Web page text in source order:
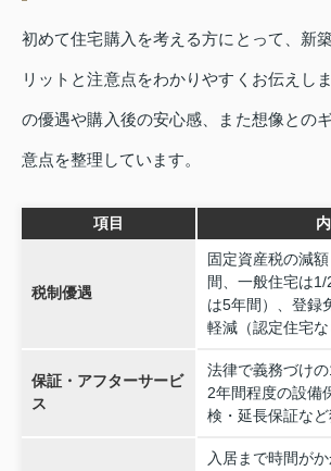
初めて住宅購入を考える方にとって、新
リットと注意点をわかりやすくお伝えし
の優遇や購入後の安心感、また想像との
意点を整理しています。
項目
税制優遇
固定資産税の減
間、一般住宅は
は5年間）、登録
軽減（認定住宅な
保証・アフターサービ
ス
法律で義務づけの
2年間程度の設備
検・延長保証な
入居まで時間が